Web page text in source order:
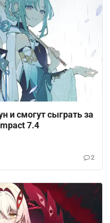
и смогут сыграть за
7.4
2